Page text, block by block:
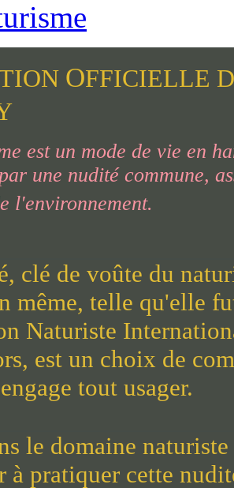
OFFICIELLE
est un mode de vie en
une nudité commune,
l'environnement.
clé de voûte du
même, telle qu'elle
Naturiste
est un choix de
tout usager.
le domaine
à pratiquer cette